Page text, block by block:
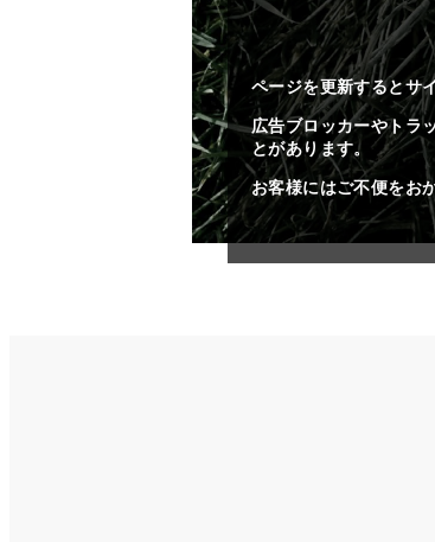
ページを更新するとサ
広告ブロッカーやトラ
とがあります。
お客様にはご不便をお